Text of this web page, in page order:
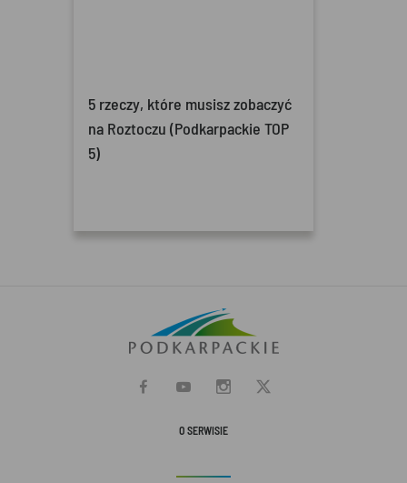
5 rzeczy, które musisz zobaczyć
na Roztoczu (Podkarpackie TOP
5)
O SERWISIE